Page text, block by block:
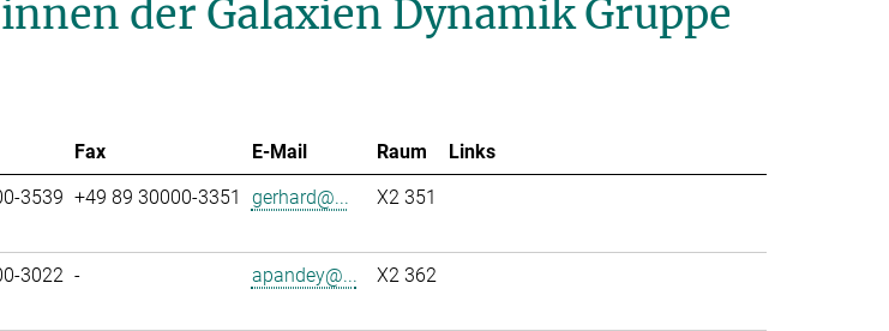
der Galaxien Dynamik Gruppe
Fax E-Mail Raum
Links
3539 +49 89 30000-3351 gerhard@... X2 351
3022 - apandey@... X2 362